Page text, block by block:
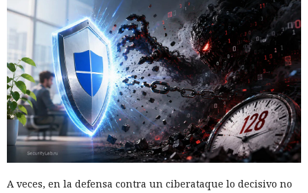
A veces, en la defensa contra un ciberataque lo decisivo no